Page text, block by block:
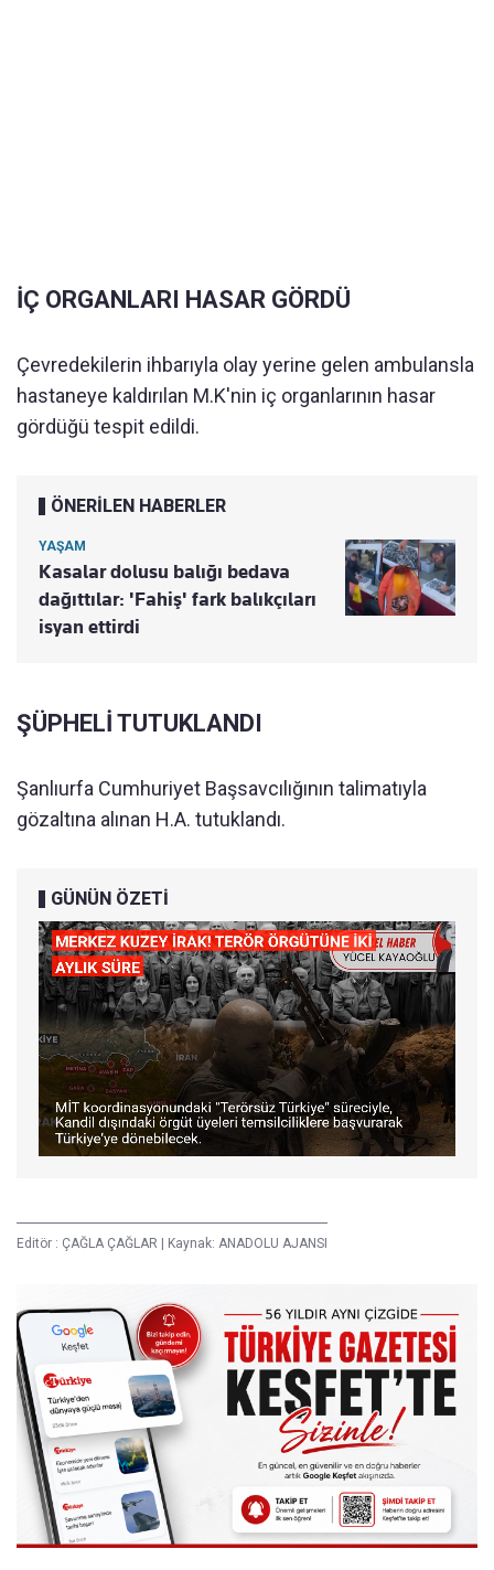
İÇ ORGANLARI HASAR GÖRDÜ
Çevredekilerin ihbarıyla olay yerine gelen ambulansla
hastaneye kaldırılan M.K'nin iç organlarının hasar
gördüğü tespit edildi.
ÖNERİLEN HABERLER
YAŞAM
Kasalar dolusu balığı bedava
dağıttılar: 'Fahiş' fark balıkçıları
isyan ettirdi
ŞÜPHELİ TUTUKLANDI
Şanlıurfa Cumhuriyet Başsavcılığının talimatıyla
gözaltına alınan H.A. tutuklandı.
GÜNÜN ÖZETİ
Editör : ÇAĞLA ÇAĞLAR | Kaynak: ANADOLU AJANSI